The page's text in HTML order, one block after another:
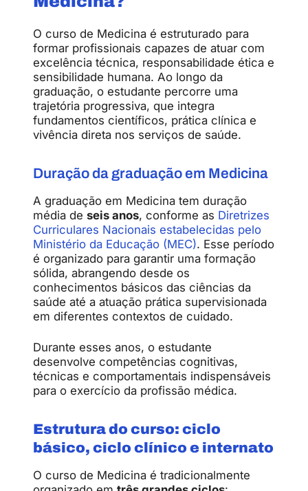
O curso de Medicina é estruturado para
formar profissionais capazes de atuar com
excelência técnica, responsabilidade ética e
sensibilidade humana. Ao longo da
graduação, o estudante percorre uma
trajetória progressiva, que integra
fundamentos científicos, prática clínica e
vivência direta nos serviços de saúde.
Duração da graduação em Medicina
A graduação em Medicina tem duração
média de seis anos, conforme as Diretrizes
Curriculares Nacionais estabelecidas pelo
Ministério da Educação (MEC). Esse período
é organizado para garantir uma formação
sólida, abrangendo desde os
conhecimentos básicos das ciências da
saúde até a atuação prática supervisionada
em diferentes contextos de cuidado.
Durante esses anos, o estudante
desenvolve competências cognitivas,
técnicas e comportamentais indispensáveis
para o exercício da profissão médica.
Estrutura do curso: ciclo
básico, ciclo clínico e internato
O curso de Medicina é tradicionalmente